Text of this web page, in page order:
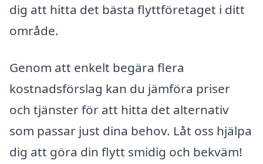
dig att hitta det bästa flyttföretaget i ditt
område.
Genom att enkelt begära flera
kostnadsförslag kan du jämföra priser
och tjänster för att hitta det alternativ
som passar just dina behov. Låt oss hjälpa
dig att göra din flytt smidig och bekväm!